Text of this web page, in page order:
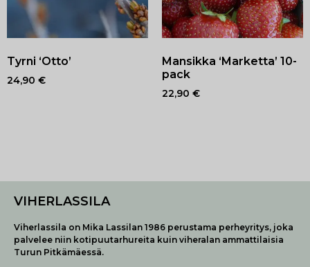
Tyrni ‘Otto’
24,90 €
Mansikka ‘Marketta’ 10-
pack
22,90 €
VIHERLASSILA
Viherlassila on Mika Lassilan 1986 perustama perheyritys, joka
palvelee niin kotipuutarhureita kuin viheralan ammattilaisia
Turun Pitkämäessä.